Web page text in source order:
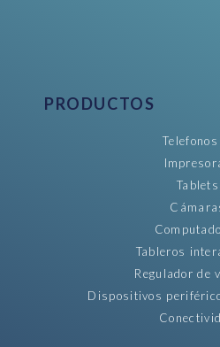
PRODUCTOS
Telefonos
Tablets
Tableros
Regulador de
Dispositivos